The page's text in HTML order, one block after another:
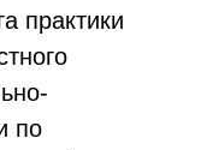
практики
по